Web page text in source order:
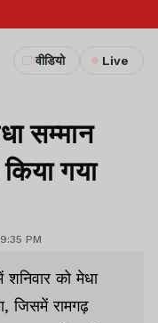
वीडियो Live
सम्मान
किया गया
PM
को मेधा
जिसमें रामगढ़